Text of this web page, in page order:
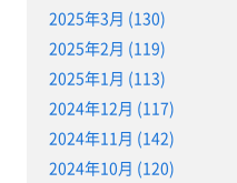
2025年3月 (130)
2025年2月 (119)
2025年1月 (113)
2024年12月 (117)
2024年11月 (142)
2024年10月 (120)